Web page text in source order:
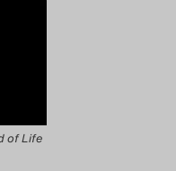
of Life